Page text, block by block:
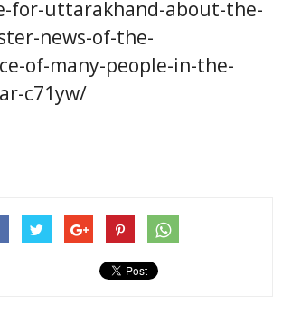
for-uttarakhand-about-the-
news-of-the-
of-many-people-in-the-
c71yw/